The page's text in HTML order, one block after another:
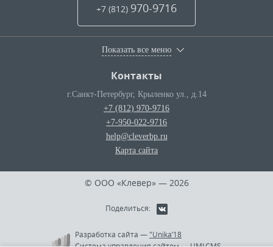
+7 (812) 970-9716
Показать все меню
Контакты
г.Санкт-Петербург, Крыленко ул., д.14
+7 (812) 970-9716
+7-950-022-9716
help@cleverbp.ru
Карта сайта
© ООО «Клевер»— 2026
Поделиться:
Разработка сайта —"Unika’18